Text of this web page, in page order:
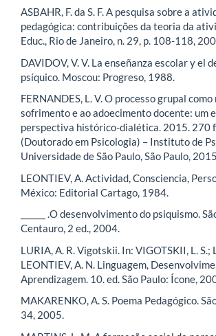
ASBAHR, F. da S. F. A pesquisa sobre a
pedagógica: contribuições da teoria da
Educ., Rio de Janeiro, n. 29, p. 108-118,
DAVIDOV, V. V. La enseñanza escolar y el
psíquico. Moscou: Progreso, 1988.
FERNANDES, L. V. O processo grupal
sofrimento e ao adoecimento docente: um
perspectiva histórico-dialética. 2015. 270
(Doutorado em Psicologia) – Instituto de
Universidade de São Paulo, São Paulo,
LEONTIEV, A. Actividad, Consciencia,
México: Editorial Cartago, 1984.
______ .O desenvolvimento do psiquismo.
Centauro, 2 ed., 2004.
LURIA, A. R. Vigotskii. In: VIGOTSKII, L. S.;
LEONTIEV, A. N. Linguagem,
Aprendizagem. 10. ed. São Paulo: Ícone,
MAKARENKO, A. S. Poema Pedagógico.
34, 2005.